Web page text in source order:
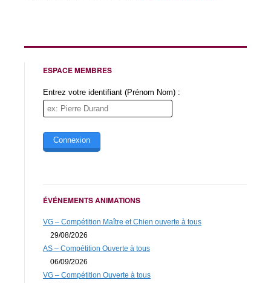
Message (obligatoire)
* Obligatoire
ESPACE MEMBRES
Entrez votre identifiant (Prénom Nom) :
ÉVÉNEMENTS ANIMATIONS
VG – Compétition Maître et Chien ouverte à tous
29/08/2026
AS – Compétition Ouverte à tous
06/09/2026
VG – Compétition Ouverte à tous